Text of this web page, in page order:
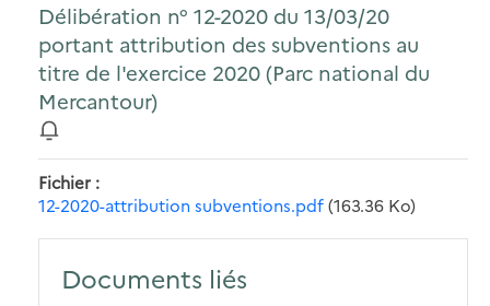
Délibération n° 12-2020 du 13/03/20
portant attribution des subventions au
titre de l'exercice 2020 (Parc national du
Mercantour)
Fichier
12-2020-attribution subventions.pdf(163.36 Ko)
Documents liés